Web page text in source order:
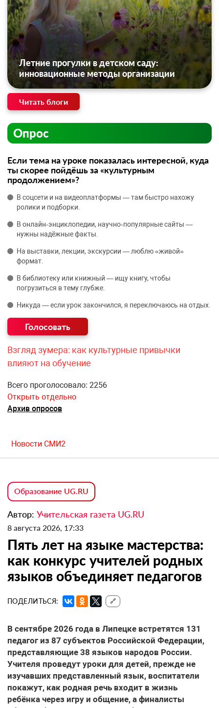
Летние прогулки в детском саду:
инновационные методы организации
Читать блоги
Опрос
Если тема на уроке показалась интересной, куда
ты скорее пойдёшь за «культурным
продолжением»?
В соцсети и на видеоплатформы — там быстро нахожу
ролики и подборки.
В онлайн‑энциклопедии, научно‑популярные сайты —
нужны надёжные факты.
На выставки, лекции, экскурсии — люблю «живой»
формат.
В библиотеку или книжный — ищу книгу, чтобы
погрузиться в тему глубже.
Никуда — если урок закончился, я переключаюсь на отдых.
Взгляд зумера: как культурные привычки
влияют на обучение
Всего проголосовало: 2256
Открыть отдельно
Архив опросов
Новости СМИ2
Образование UG.RU
Автор: Учительская газета UG.RU
8 августа 2026, 17:33
Пять лет на языке мастерства:
как конкурс учителей родных
языков объединяет педагогов
ПОДЕЛИТЬСЯ: 🔗
В сентябре 2026 года в Липецке встретятся 131
педагог из 87 субъектов Российской Федерации,
представляющие 38 языков народов России.
Учителя проведут уроки для детей, прежде не
изучавших представленный язык, воспитатели
покажут, как родная речь входит в жизнь
ребёнка через игру и общение, а финалисты